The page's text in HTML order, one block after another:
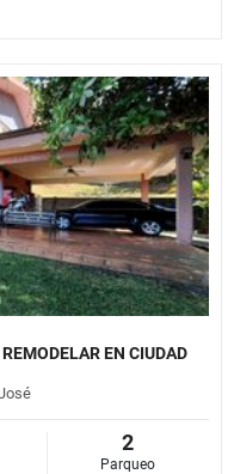
EN CIUDAD
2
Parqueo